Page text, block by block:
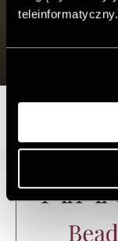
teleinformatyczny.